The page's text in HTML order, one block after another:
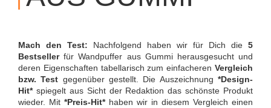
Mach den Test: Nachfolgend haben wir für Dich die 5
Bestsellerfür Wandpuffer aus Gummi herausgesucht und
deren Eigenschaften tabellarisch zum einfacheren Vergleich
bzw. Test gegenüber gestellt. Die Auszeichnung*Design-
Hit*spiegelt aus Sicht der Redaktion das schönste Produkt
wieder. Mit *Preis-Hit*haben wir in diesem Vergleich einen